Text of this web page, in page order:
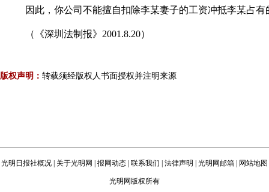
因此，你公司不能擅自扣除李某妻子的工资冲抵李某占有
（《深圳法制报》2001.8.20）
版权声明： 转载须经版权人书面授权并注明来源
光明日报社概况 关于光明网 报网动态 联系我们 法律声明 光明网邮箱 网站地图
光明网版权所有